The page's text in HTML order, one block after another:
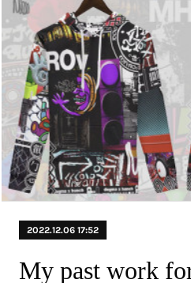
2022.12.06 17:52